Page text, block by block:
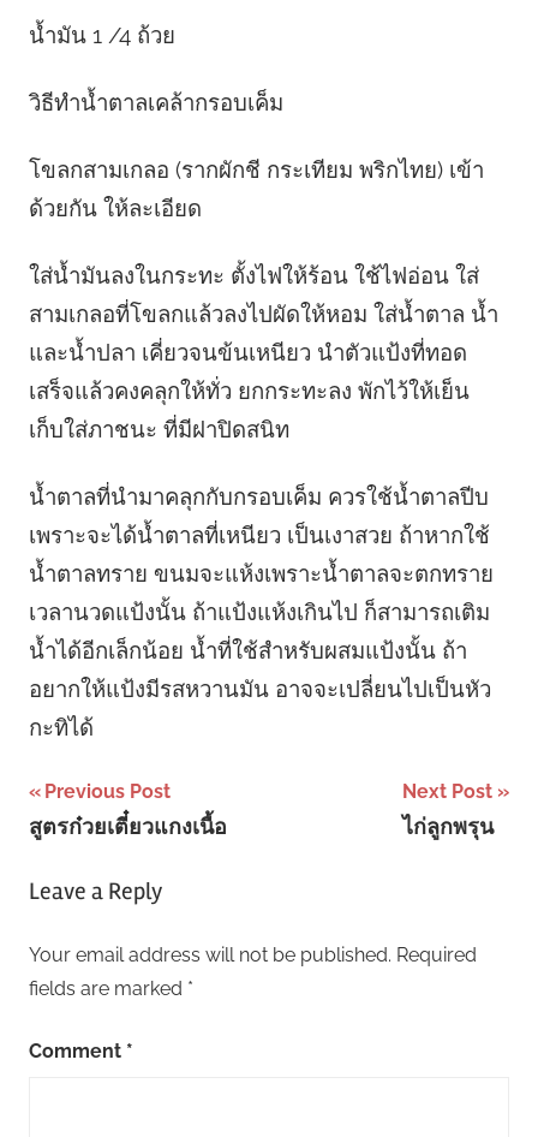
น้ำมัน 1 /4 ถ้วย
วิธีทำน้ำตาลเคล้ากรอบเค็ม
โขลกสามเกลอ (รากผักชี กระเทียม พริกไทย) เข้า
ด้วยกัน ให้ละเอียด
ใส่น้ำมันลงในกระทะ ตั้งไฟให้ร้อน ใช้ไฟอ่อน ใส่
สามเกลอที่โขลกแล้วลงไปผัดให้หอม ใส่น้ำตาล น้ำ
และน้ำปลา เคี่ยวจนข้นเหนียว นำตัวแป้งที่ทอด
เสร็จแล้วคงคลุกให้ทั่ว ยกกระทะลง พักไว้ให้เย็น
เก็บใส่ภาชนะ ที่มีฝาปิดสนิท
น้ำตาลที่นำมาคลุกกับกรอบเค็ม ควรใช้น้ำตาลปีบ
เพราะจะได้น้ำตาลที่เหนียว เป็นเงาสวย ถ้าหากใช้
น้ำตาลทราย ขนมจะแห้งเพราะน้ำตาลจะตกทราย
เวลานวดแป้งนั้น ถ้าแป้งแห้งเกินไป ก็สามารถเติม
น้ำได้อีกเล็กน้อย น้ำที่ใช้สำหรับผสมแป้งนั้น ถ้า
อยากให้แป้งมีรสหวานมัน อาจจะเปลี่ยนไปเป็นหัว
กะทิได้
Post
navigation
Previous Post
สูตรก๋วยเตี๋ยวแกงเนื้อ
Next Post
ไก่ลูกพรุน
Leave a Reply
Your email address will not be published. Required
fields are marked *
Comment *